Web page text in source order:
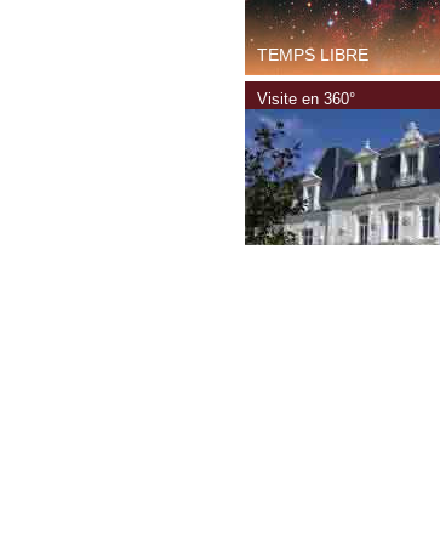
TEMPS LIBRE
Visite en 360°